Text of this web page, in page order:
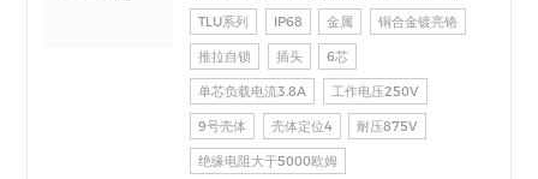
于电台设备、加固计算机、医疗设备、测试检测设
备、音频视频设备、数据采集、工业控制等场合的交
直流、高速、射频、光纤等的信号连接传输。
TLU系列 IP68 金属 铜合金镀亮铬
推拉自锁 插头 6芯
单芯负载电流3.8A 工作电压250V
9号壳体 壳体定位4 耐压875V
绝缘电阻大于5000欧姆